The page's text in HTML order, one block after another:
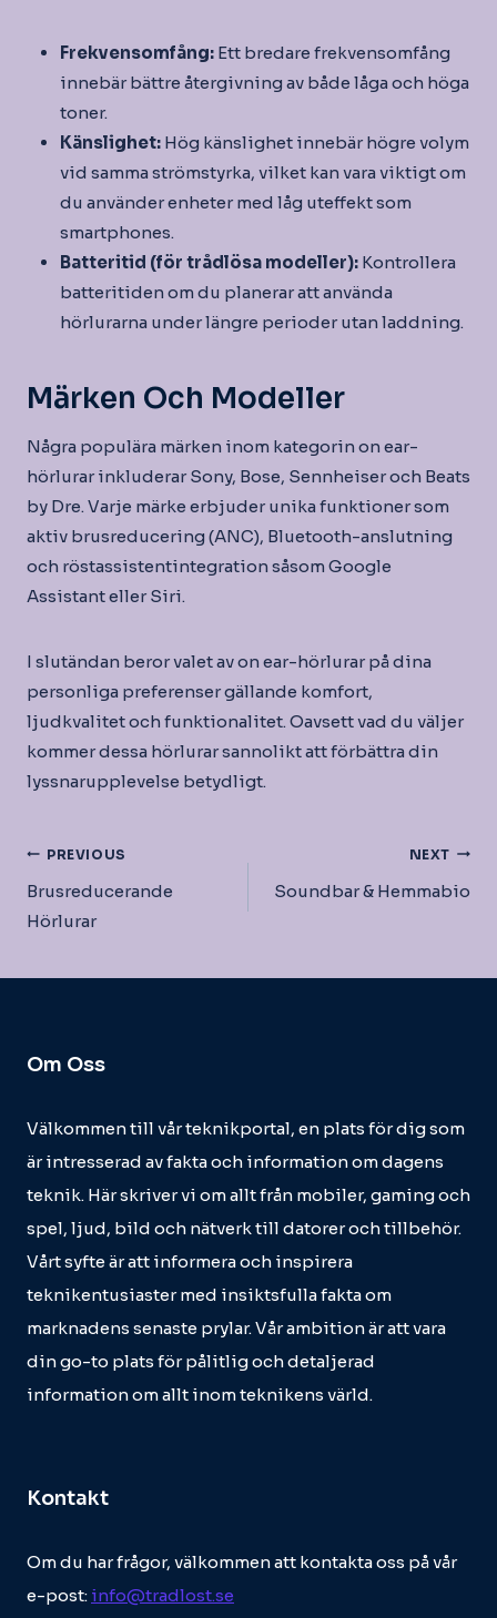
Frekvensomfång: Ett bredare frekvensomfång
innebär bättre återgivning av både låga och höga
toner.
Känslighet: Hög känslighet innebär högre volym
vid samma strömstyrka, vilket kan vara viktigt om
du använder enheter med låg uteffekt som
smartphones.
Batteritid (för trådlösa modeller): Kontrollera
batteritiden om du planerar att använda
hörlurarna under längre perioder utan laddning.
Märken Och Modeller
Några populära märken inom kategorin on ear-
hörlurar inkluderar Sony, Bose, Sennheiser och Beats
by Dre. Varje märke erbjuder unika funktioner som
aktiv brusreducering (ANC), Bluetooth-anslutning
och röstassistentintegration såsom Google
Assistant eller Siri.
I slutändan beror valet av on ear-hörlurar på dina
personliga preferenser gällande komfort,
ljudkvalitet och funktionalitet. Oavsett vad du väljer
kommer dessa hörlurar sannolikt att förbättra din
lyssnarupplevelse betydligt.
Inläggsnavigering
PREVIOUS
Brusreducerande
Hörlurar
NEXT
Soundbar & Hemmabio
Om Oss
Välkommen till vår teknikportal, en plats för dig som
är intresserad av fakta och information om dagens
teknik. Här skriver vi om allt från mobiler, gaming och
spel, ljud, bild och nätverk till datorer och tillbehör.
Vårt syfte är att informera och inspirera
teknikentusiaster med insiktsfulla fakta om
marknadens senaste prylar. Vår ambition är att vara
din go-to plats för pålitlig och detaljerad
information om allt inom teknikens värld.
Kontakt
Om du har frågor, välkommen att kontakta oss på vår
e-post: info@tradlost.se